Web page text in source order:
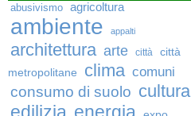
abusivismo agricoltura
ambiente appalti
architettura arte città
città
metropolitane
clima comuni
consumo di suolo cultura